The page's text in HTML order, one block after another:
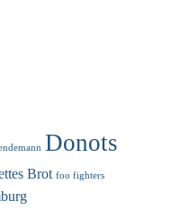
Donots
Brot foo fighters